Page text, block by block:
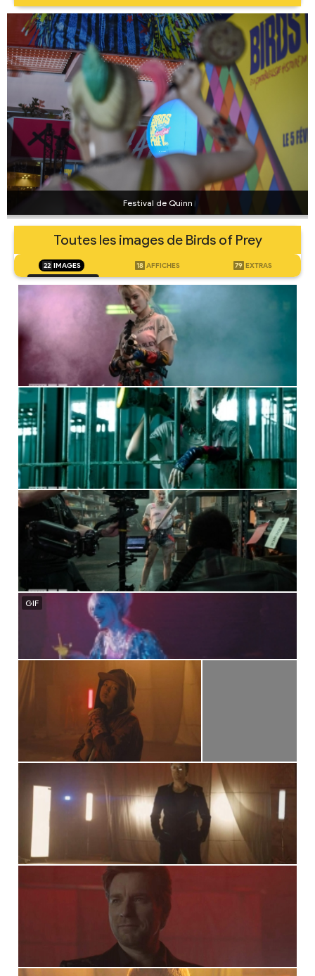
Festival de Quinn
Toutes les images de Birds of Prey
22 IMAGES 18 AFFICHES 79 EXTRAS